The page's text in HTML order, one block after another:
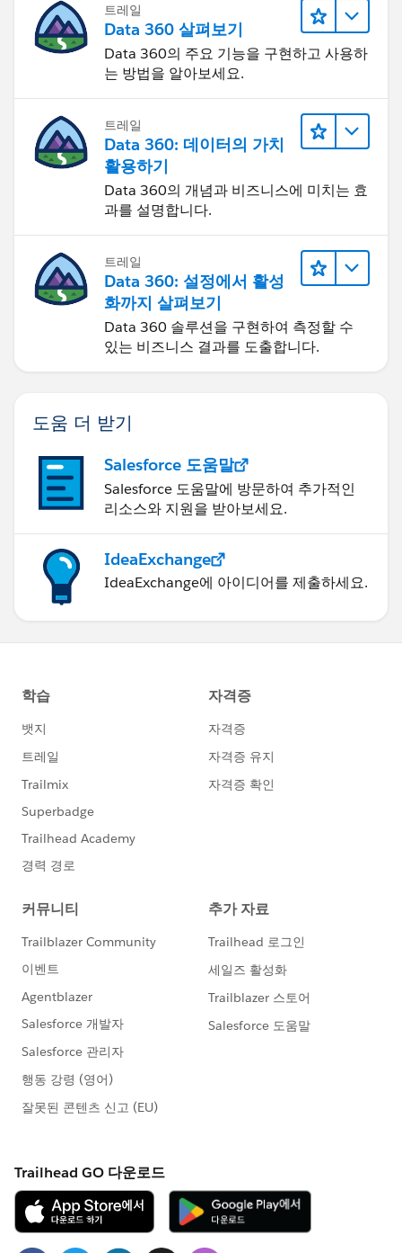
트레일
Data 360 살펴보기
Data 360의 주요 기능을 구현하고 사용하
는 방법을 알아보세요.
트레일
Data 360: 데이터의 가치
활용하기
Data 360의 개념과 비즈니스에 미치는 효
과를 설명합니다.
트레일
Data 360: 설정에서 활성
화까지 살펴보기
Data 360 솔루션을 구현하여 측정할 수
있는 비즈니스 결과를 도출합니다.
도움 더 받기
Salesforce 도움말
Salesforce 도움말에 방문하여 추가적인
리소스와 지원을 받아보세요.
IdeaExchange
IdeaExchange에 아이디어를 제출하세요.